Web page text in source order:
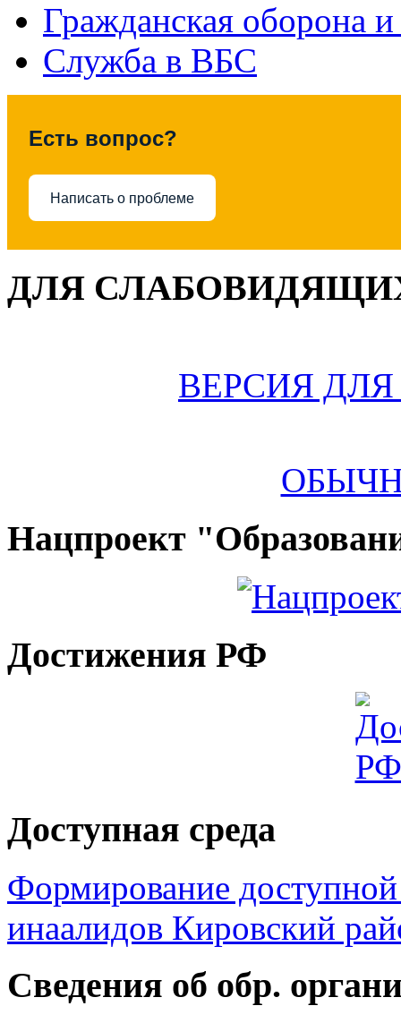
Гражданская оборона
Служба в ВБС
Есть вопрос?
Написать о проблеме
ДЛЯ
ВЕРСИЯ
Нацпроект
Достижения РФ
Доступная среда
Формирование доступной
инаалидов Кировский
Cведения об обр.